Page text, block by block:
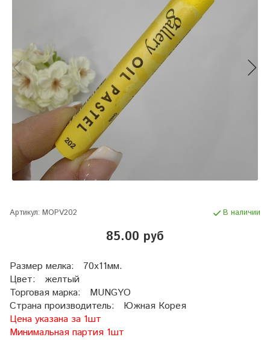
Артикул: MOPV202 В наличии
85.00 руб
Размер мелка: 70х11мм.
Цвет: желтый
Торговая марка: MUNGYO
Страна производитель: Южная Корея
Цена указана за 1шт
Минимальная партия 1шт